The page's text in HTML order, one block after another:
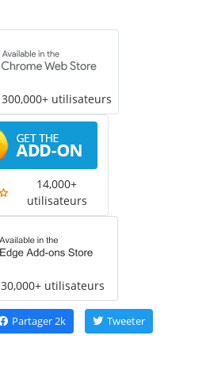
300,000+ utilisateurs
14,000+
utilisateurs
30,000+ utilisateurs
Partager2k Tweeter